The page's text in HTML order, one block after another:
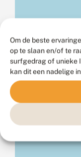
Om de beste
op te slaan en/of te
surfgedrag of unieke
kan dit een nadelige